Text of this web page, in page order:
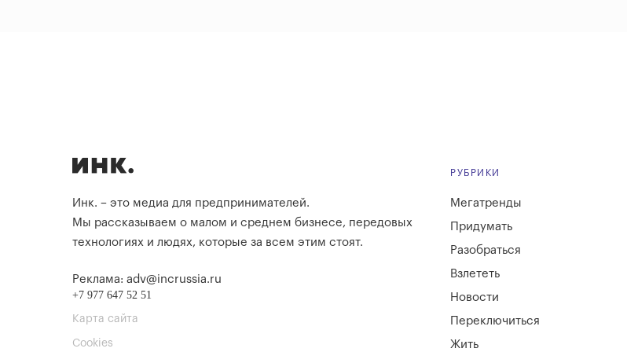
Инк. – это медиа для предпринимателей.
Мы рассказываем о малом и среднем бизнесе, передовых
технологиях и людях, которые за всем этим стоят.
Реклама: adv@incrussia.ru
+7 977 647 52 51
Карта сайта
Cookies
РУБРИКИ
Мегатренды
Придумать
Разобраться
Взлететь
Новости
Переключиться
Жить